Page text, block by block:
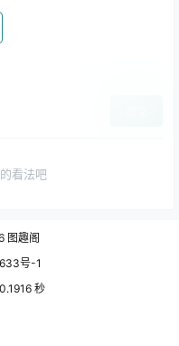
看法吧
图趣阁
号-1
秒